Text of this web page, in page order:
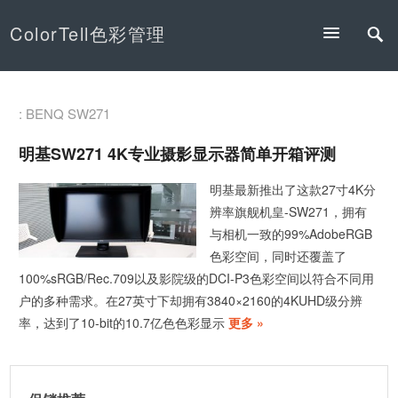
ColorTell色彩管理
: BENQ SW271
明基SW271 4K专业摄影显示器简单开箱评测
明基最新推出了这款27寸4K分
辨率旗舰机皇-SW271，拥有
与相机一致的99%AdobeRGB
色彩空间，同时还覆盖了
100%sRGB/Rec.709以及影院级的DCI-P3色彩空间以符合不同用
户的多种需求。在27英寸下却拥有3840×2160的4KUHD级分辨
率，达到了10-bit的10.7亿色色彩显示 更多 »